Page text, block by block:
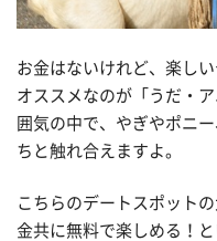
お金はないけれど、楽し
オススメなのが「うだ・
囲気の中で、やぎやポニ
ちと触れ合えますよ。
こちらのデートスポット
金共に無料で楽しめる！